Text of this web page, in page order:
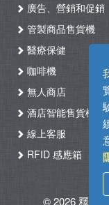
廣告、營銷和促銷
管製商品售貨機
醫療保健
咖啡機
無人商店
酒店智能售貨機自
線上客服
RFID 感應箱
© 2026 釋能。